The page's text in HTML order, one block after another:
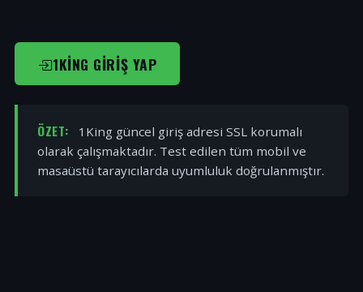
1KING GIRIŞ YAP
ÖZET:
1King güncel giriş adresi SSL korumalı
olarak çalışmaktadır. Test edilen tüm mobil ve
masaüstü tarayıcılarda uyumluluk doğrulanmıştır.